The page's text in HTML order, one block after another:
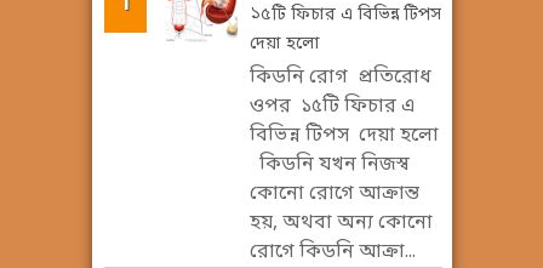
১৫টি ফিচার এ বিভিন্ন টিপস
দেয়া হলো
কিডনি রোগ প্রতিরোধ
ওপর ১৫টি ফিচার এ
বিভিন্ন টিপস দেয়া হলো
কিডনি যখন নিজস্ব
কোনো রোগে আক্রান্ত
হয়, অথবা অন্য কোনো
রোগে কিডনি আক্রা...